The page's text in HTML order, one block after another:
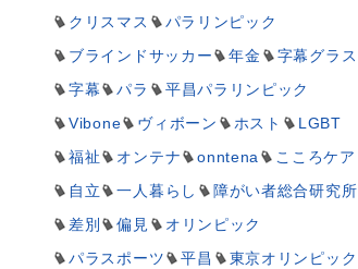
クリスマス
パラリンピック
ブラインドサッカー
年金
字幕グラス
字幕
パラ
平昌パラリンピック
Vibone
ヴィボーン ホスト
LGBT
福祉
オンテナ onntena
こころケア
自立
一人暮らし
障がい者総合研究所
差別
偏見
オリンピック
パラスポーツ
平昌
東京オリンピック